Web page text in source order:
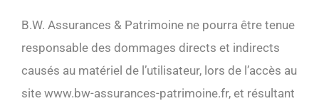
B.W. Assurances & Patrimoine ne pourra être tenue
responsable des dommages directs et indirects
causés au matériel de l’utilisateur, lors de l’accès au
site www.bw-assurances-patrimoine.fr, et résultant